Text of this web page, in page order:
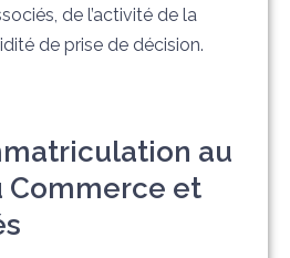
de l’activité de la
de prise de décision.
au
Commerce et